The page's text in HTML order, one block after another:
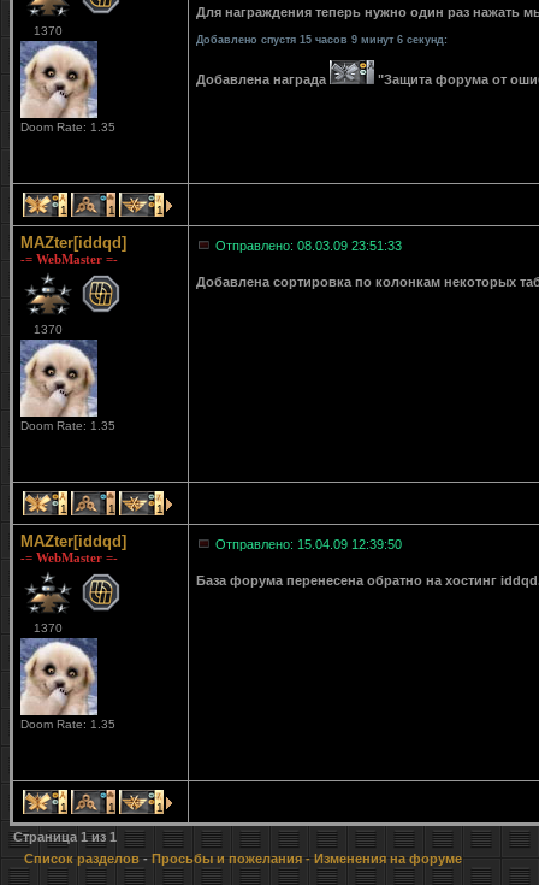
1370
Doom Rate: 1.35
Для награждения теперь нужно один раз нажать
Добавлено спустя 15 часов 9 минут 6 секунд:
Добавлена награда "Защита форума от
1 1 1
MAZter[iddqd]
-= WebMaster =-
1370
Doom Rate: 1.35
Отправлено: 08.03.09 23:51:33
Добавлена сортировка по колонкам некоторых
1 1 1
MAZter[iddqd]
-= WebMaster =-
1370
Doom Rate: 1.35
Отправлено: 15.04.09 12:39:50
База форума перенесена обратно на хостинг
1 1 1
Страница 1из 1
Список разделов - Просьбы и пожелания - Изменения на форуме